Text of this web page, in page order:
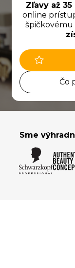
Zľavy až
online
špičkovému
Čo
Sme